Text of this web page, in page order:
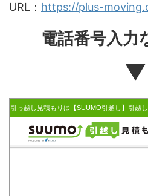
URL： https://plus-
電話番号入力
▼